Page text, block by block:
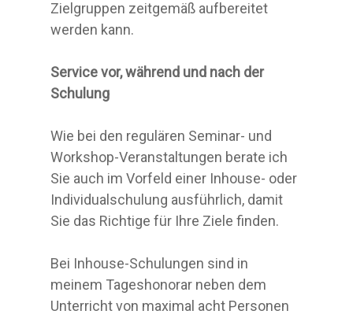
Zielgruppen zeitgemäß aufbereitet
werden kann.
Service vor, während und nach der
Schulung
Wie bei den regulären Seminar- und
Workshop-Veranstaltungen berate ich
Sie auch im Vorfeld einer Inhouse- oder
Individualschulung ausführlich, damit
Sie das Richtige für Ihre Ziele finden.
Bei Inhouse-Schulungen sind in
meinem Tageshonorar neben dem
Unterricht von maximal acht Personen